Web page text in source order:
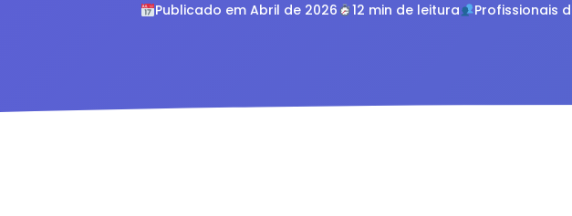
Publicado em Abril de 2026 12 min de leitura Profissionais